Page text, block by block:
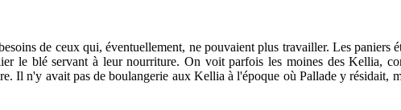
de ceux qui, éventuellement, ne pouvaient plus travailler. Les paniers
le blé servant à leur nourriture. On voit parfois les moines des Kellia,
Il n'y avait pas de boulangerie aux Kellia à l'époque où Pallade y résidait,